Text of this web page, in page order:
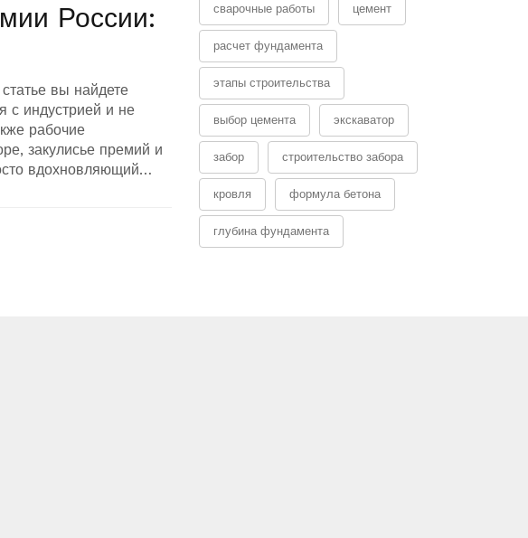
России:
вы найдете
с индустрией и не
рабочие
закулисье премий и
вдохновляющий
сварочные работы цемент
расчет фундамента
этапы строительства
выбор цемента экскаватор
забор строительство забора
кровля формула бетона
глубина фундамента